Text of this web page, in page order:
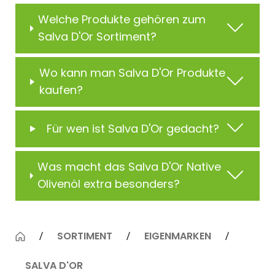
Welche Produkte gehören zum
Salva D'Or Sortiment?
Wo kann man Salva D'Or Produkte
kaufen?
Für wen ist Salva D'Or gedacht?
Was macht das Salva D'Or Native
Olivenöl extra besonders?
SORTIMENT EIGENMARKEN
SALVA D'OR